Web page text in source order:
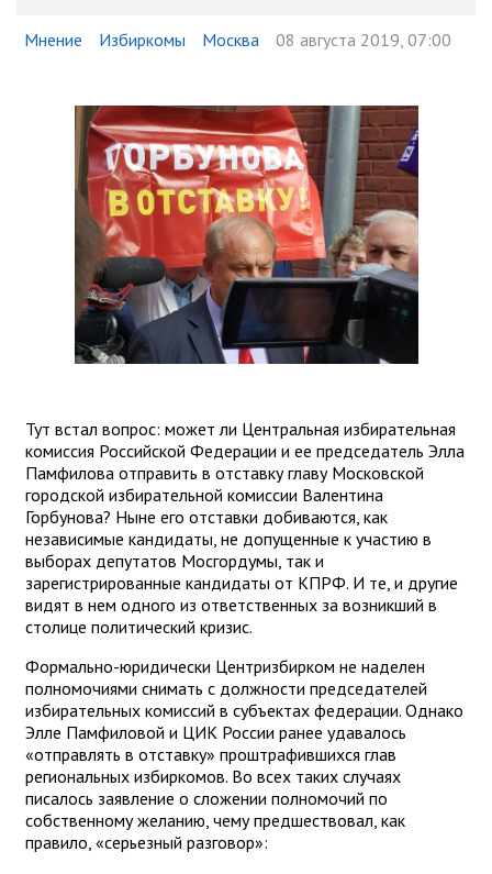
Мнение Избиркомы Москва 08 августа 2019, 07:00
Тут встал вопрос: может ли Центральная избирательная
комиссия Российской Федерации и ее председатель Элла
Памфилова отправить в отставку главу Московской
городской избирательной комиссии Валентина
Горбунова? Ныне его отставки добиваются, как
независимые кандидаты, не допущенные к участию в
выборах депутатов Мосгордумы, так и
зарегистрированные кандидаты от КПРФ. И те, и другие
видят в нем одного из ответственных за возникший в
столице политический кризис.
Формально-юридически Центризбирком не наделен
полномочиями снимать с должности председателей
избирательных комиссий в субъектах федерации. Однако
Элле Памфиловой и ЦИК России ранее удавалось
«отправлять в отставку» проштрафившихся глав
региональных избиркомов. Во всех таких случаях
писалось заявление о сложении полномочий по
собственному желанию, чему предшествовал, как
правило, «серьезный разговор»: